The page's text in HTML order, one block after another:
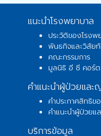
แนะนำโรงพยาบาล
ประวัติของโรงพ
พันธกิจและวิสัย
คณะกรรมการ
มูลนิธิ อี ซี คอร์ต
คำแนะนำผู้ป่วยและ
คำประกาศสิทธิข
คำแนะนำผู้ป่วยแ
บริการข้อมูล